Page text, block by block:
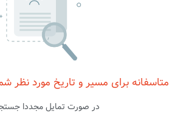
متاسفانه برای مسیر و تاریخ مورد نظر
در صورت تمایل مجددا جستجو